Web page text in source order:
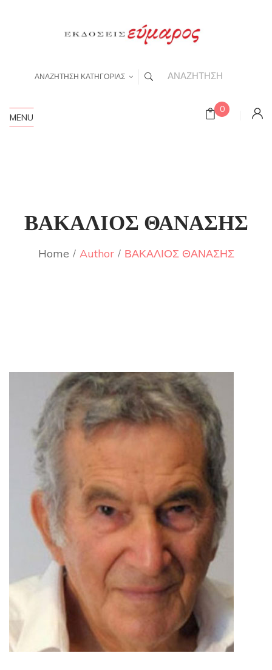
ΑΝΑΖΗΤΗΣΗ ΚΑΤΗΓΟΡΙΑΣ
0
MENU
ΒΑΚΑΛΙΟΣ ΘΑΝΑΣΗΣ
Home Author ΒΑΚΑΛΙΟΣ ΘΑΝΑΣΗΣ